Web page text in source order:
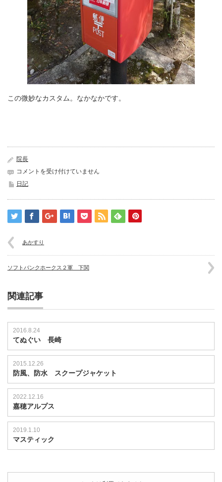
この微妙なカスタム。なかなかです。
院長
中
津
コメントを受け付けていません
日記
あかすり
ソフトバンクホークス２軍 下関
関連記事
2016.8.24
てぬぐい 長崎
2015.12.26
防風、防水 スクープジャケット
2022.12.16
嘉穂アルプス
2019.1.10
マスティック